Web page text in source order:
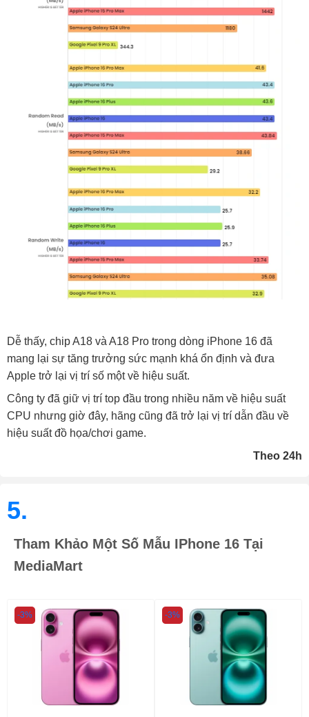
Dễ thấy, chip A18 và A18 Pro trong dòng iPhone 16 đã
mang lại sự tăng trưởng sức mạnh khá ổn định và đưa
Apple trở lại vị trí số một về hiệu suất.
Công ty đã giữ vị trí top đầu trong nhiều năm về hiệu suất
CPU nhưng giờ đây, hãng cũng đã trở lại vị trí dẫn đầu về
hiệu suất đồ họa/chơi game.
Theo 24h
5.
Tham Khảo Một Số Mẫu IPhone 16 Tại
MediaMart
-3% -3%